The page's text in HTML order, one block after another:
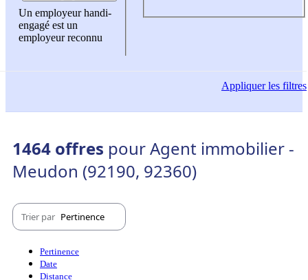
Un employeur handi-
engagé est un
employeur reconnu
Appliquerles filtres
1464 offres pour Agent immobilier -
Meudon (92190, 92360)
Trier par Pertinence
Pertinence
Date
Distance